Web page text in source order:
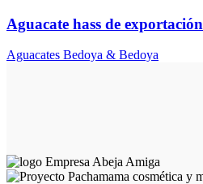
Aguacate hass de exportación
Aguacates Bedoya & Bedoya